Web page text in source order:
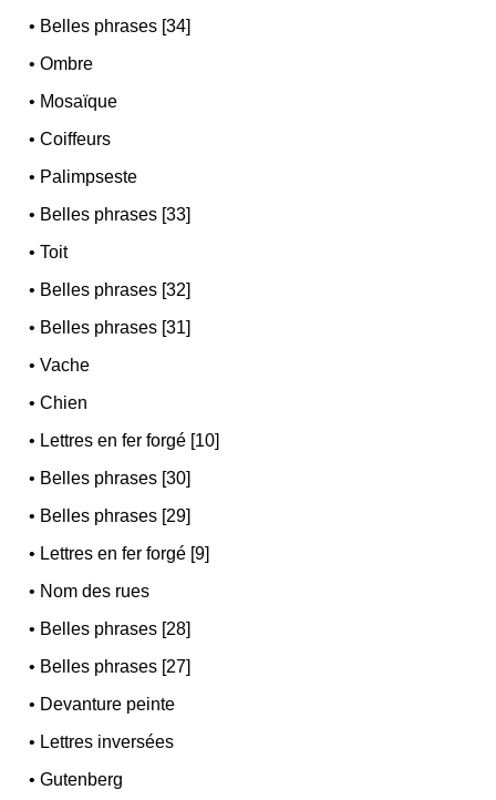
• Belles phrases [34]
•Ombre
• Mosaïque
•Coiffeurs
• Palimpseste
• Belles phrases [33]
•Toit
• Belles phrases [32]
• Belles phrases [31]
•Vache
•Chien
• Lettres en fer forgé [10]
• Belles phrases [30]
• Belles phrases [29]
• Lettres en fer forgé [9]
• Nom des rues
• Belles phrases [28]
• Belles phrases [27]
• Devanture peinte
• Lettres inversées
•Gutenberg